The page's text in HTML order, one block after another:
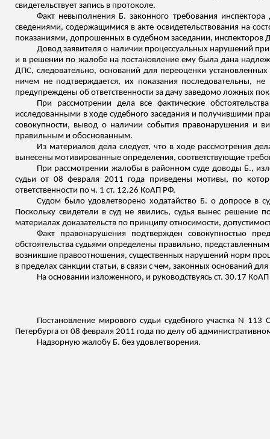
свидетельствует запись в протоколе.
Факт невыполнения Б. законного требования
сведениями, содержащимися в акте освидетельствования на
показаниями, допрошенных в судебном заседании, инспекторов
Довод заявителя о наличии процессуальных нарушений
и в решении по жалобе на постановление ему была дана
ДПС, следовательно, оснований для переоценки установленных
ничем не подтверждается, их показания последовательны,
предупреждены об ответственности за дачу заведомо ложных
При рассмотрении дела все фактические
исследованными в ходе судебного заседания и получившими
совокупности, вывод о наличии события правонарушения и
правильным и обоснованным.
Из материалов дела следует, что в ходе рассмотрения
вынесены мотивированные определения, соответствующие
При рассмотрении жалобы в районном суде доводы Б.,
судьи от 08 февраля 2011 года приведены мотивы, по
ответственности по ч. 1 ст. 12.26 КоАП РФ.
Судом было удовлетворено ходатайство Б. о допросе в
Поскольку свидетели в суд не явились, судья вынес решение
материалах доказательств по принципу относимости,
Факт правонарушения подтвержден совокупностью
обстоятельства судьями определены правильно,
возникшие правоотношения, существенных нарушений норм
в пределах санкции статьи, в связи с чем, законных оснований
На основании изложенного, и руководствуясь ст. 30.17
Постановление мирового судьи судебного участка N
Петербурга от 08 февраля 2011 года по делу об
Надзорную жалобу Б. без удовлетворения.